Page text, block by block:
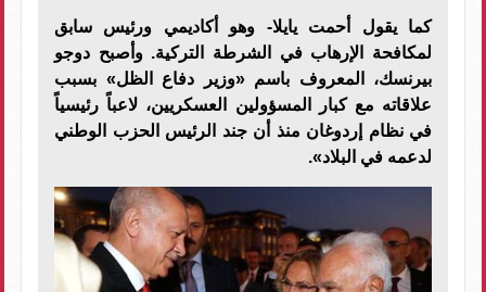
كما يقول أحمت يايلا- وهو أكاديمي ورئيس سابق
لمكافحة الإرهاب في الشرطة التركية. وأصبح دوجو
بيرنسك، المعروف باسم «وزير دفاع الظل» بسبب
علاقاته مع كبار المسؤولين العسكريين، لاعباً رئيسياً
في نظام إردوغان منذ أن جند الرئيس الحزب الوطني
لدعمه في البلاد».